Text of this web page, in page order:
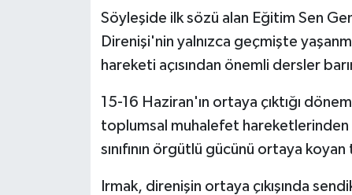
Söyleşide ilk sözü alan Eğitim Sen
Direnişi'nin yalnızca geçmişte
hareketi açısından önemli dersler
15-16 Haziran'ın ortaya çıktığı
toplumsal muhalefet
sınıfının örgütlü gücünü ortaya
Irmak, direnişin ortaya çıkışında